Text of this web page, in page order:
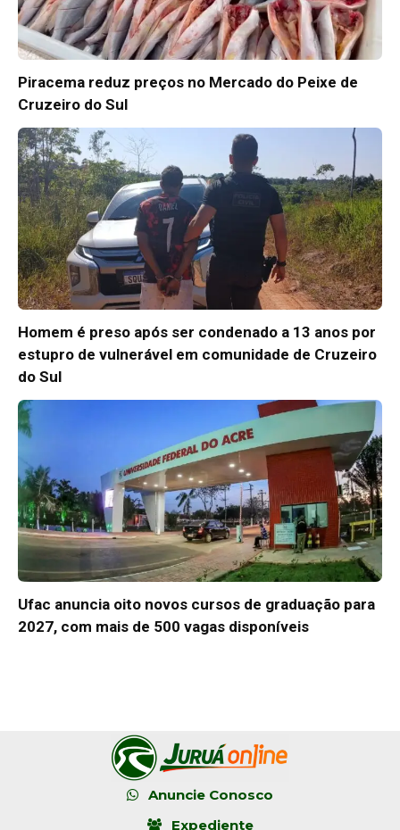
Piracema reduz preços no Mercado do Peixe de
Cruzeiro do Sul
Homem é preso após ser condenado a 13 anos por
estupro de vulnerável em comunidade de Cruzeiro
do Sul
Ufac anuncia oito novos cursos de graduação para
2027, com mais de 500 vagas disponíveis
Anuncie Conosco
Expediente